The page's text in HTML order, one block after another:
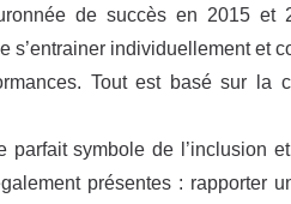
de succès en 2015 et
s’entrainer individuellement et
Tout est basé sur la
symbole de l’inclusion
présentes : rapporter